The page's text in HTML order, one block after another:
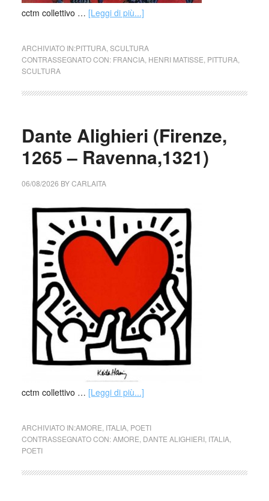
cctm collettivo … [Leggi di più...]
ARCHIVIATO IN:PITTURA, SCULTURA
CONTRASSEGNATO CON: FRANCIA, HENRI MATISSE PITTURA,
SCULTURA
Dante Alighieri (Firenze,
1265 – Ravenna,1321)
06/08/2026 BYCARLAITA
cctm collettivo … [Leggi di più...]
ARCHIVIATO IN:AMORE ITALIA, POETI
CONTRASSEGNATO CON:AMORE DANTE ALIGHIERI, ITALIA,
POETI